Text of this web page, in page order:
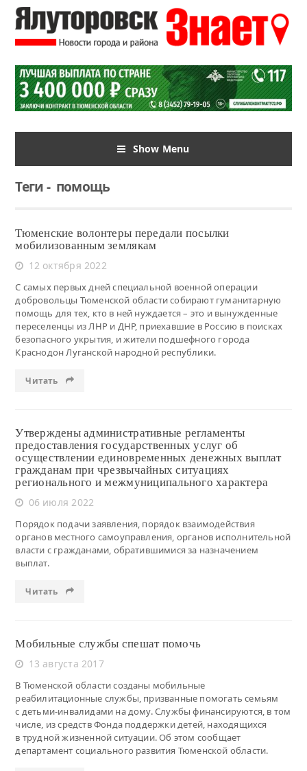
Show Menu
Теги-помощь
Тюменские волонтеры передали посылки
мобилизованным землякам
12 октября 2022
С самых первых дней специальной военной операции
добровольцы Тюменской области собирают гуманитарную
помощь для тех, кто в ней нуждается – это и вынужденные
переселенцы из ЛНР и ДНР, приехавшие в Россию в поисках
безопасного укрытия, и жители подшефного города
Краснодон Луганской народной республики.
Читать
Утверждены административные регламенты
предоставления государственных услуг об
осуществлении единовременных денежных выплат
гражданам при чрезвычайных ситуациях
регионального и межмуниципального характера
06 июля 2022
Порядок подачи заявления, порядок взаимодействия
органов местного самоуправления, органов исполнительной
власти с гражданами, обратившимися за назначением
выплат.
Читать
Мобильные службы спешат помочь
13 августа 2017
В Тюменской области созданы мобильные
реабилитационные службы, призванные помогать семьям
с детьми-инвалидами на дому. Службы финансируются, в том
числе, из средств Фонда поддержки детей, находящихся
в трудной жизненной ситуации. Об этом сообщает
департамент социального развития Тюменской области.